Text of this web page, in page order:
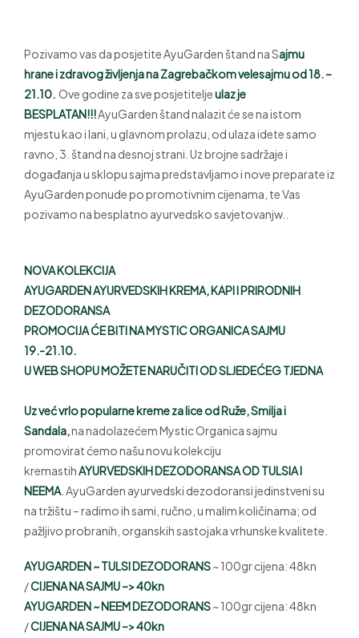
Pozivamo vas da posjetite AyuGarden štand na Sajmu
hrane i zdravog življenja na Zagrebačkomvelesajmuod 18. –
21.10. Ove godine za sve posjetiteljeulaz je
BESPLATAN!!!AyuGarden štand nalazit će se na istom
mjestu kao i lani, u glavnom prolazu, od ulaza idete samo
ravno, 3. štand na desnoj strani. Uz brojne sadržaje i
događanja u sklopu sajma predstavljamo i nove preparate iz
AyuGarden ponude po promotivnim cijenama, te Vas
pozivamo na besplatno ayurvedsko savjetovanjw..
NOVA KOLEKCIJA
AYUGARDEN AYURVEDSKIH KREMA, KAPI I PRIRODNIH
DEZODORANSA
PROMOCIJA ĆE BITI NA MYSTIC ORGANICA SAJMU
19.-21.10.
U WEB SHOPU MOŽETE NARUČITI OD SLJEDEĆEG TJEDNA
Uz već vrlo popularne kreme za lice od Ruže, Smilja i
Sandala, na nadolazećem Mystic Organica sajmu
promovirat ćemo našu novu kolekciju
kremastihAYURVEDSKIH DEZODORANSA OD TULSIA I
NEEMA . AyuGarden ayurvedski dezodoransi jedinstveni su
na tržištu – radimo ih sami, ručno, u malim količinama; od
pažljivo probranih, organskih sastojaka vrhunske kvalitete.
AYUGARDEN ~ TULSI DEZODORANS~ 100gr cijena: 48kn
/CIJENA NA SAJMU –> 40kn
AYUGARDEN ~ NEEM DEZODORANS~ 100gr cijena: 48kn
/CIJENA NA SAJMU –> 40kn